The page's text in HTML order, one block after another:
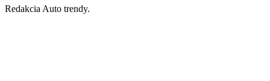
Redakcia Auto trendy.